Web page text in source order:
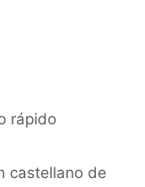
rápido
castellano de